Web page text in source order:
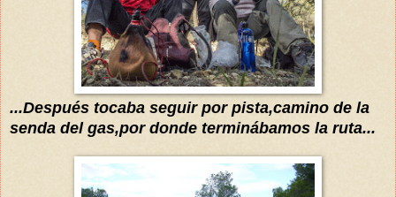
...Después tocaba seguir por pista,camino de la
senda del gas,por donde terminábamos la ruta...